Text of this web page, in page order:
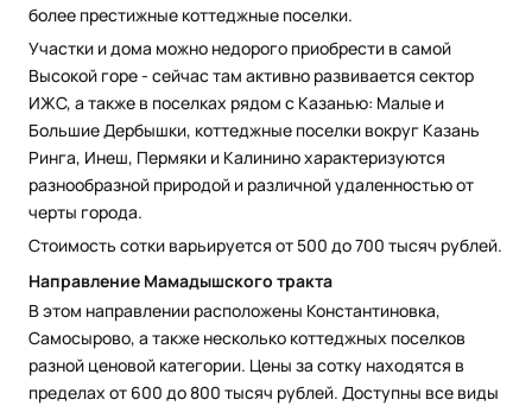
более престижные коттеджные поселки.
Участки и дома можно недорого приобрести в самой
Высокой горе - сейчас там активно развивается сектор
ИЖС, а также в поселках рядом с Казанью: Малые и
Большие Дербышки, коттеджные поселки вокруг Казань
Ринга, Инеш, Пермяки и Калинино характеризуются
разнообразной природой и различной удаленностью от
черты города.
Стоимость сотки варьируется от 500 до 700 тысяч рублей.
Направление Мамадышского тракта
В этом направлении расположены Константиновка,
Самосырово, а также несколько коттеджных поселков
разной ценовой категории. Цены за сотку находятся в
пределах от 600 до 800 тысяч рублей. Доступны все виды